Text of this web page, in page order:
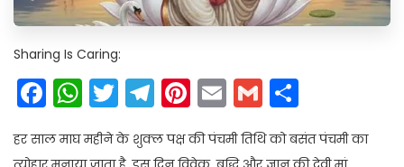
Sharing Is Caring:
Facebook
WhatsApp
Twitter
Telegram
Pinterest
EmailGmail
हर साल माघ महीने के शुक्ल पक्ष की पंचमी तिथि को बसंत पंचमी का